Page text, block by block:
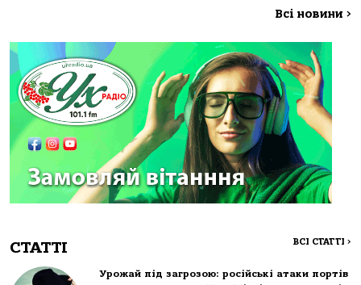
Всі новини >
СТАТТІ ВСІ СТАТТІ >
Урожай під загрозою: російські атаки портів